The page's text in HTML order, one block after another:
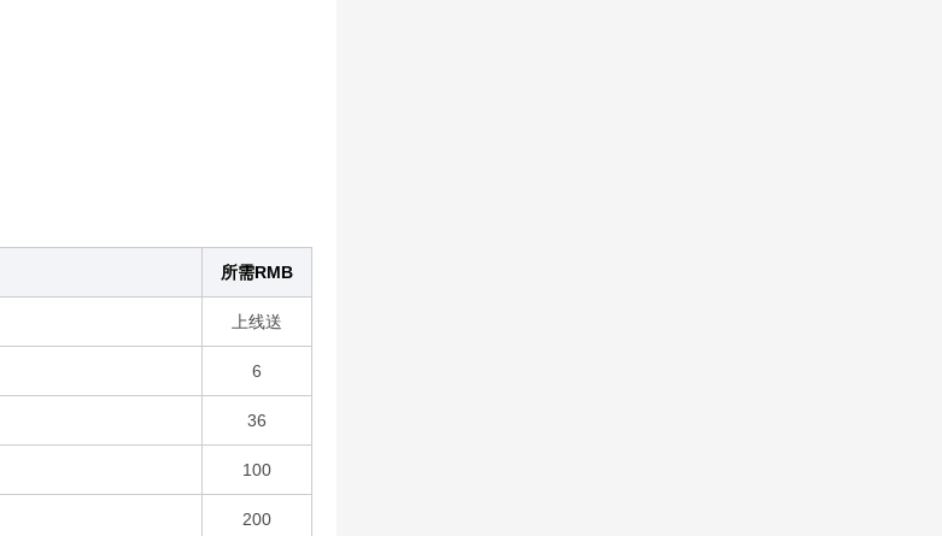
所需RMB
上线送
6
36
100
200